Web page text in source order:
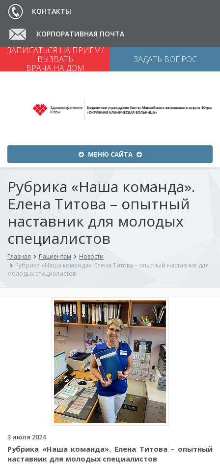
ЗАПИСАТЬСЯ НА ПРИЕМ/
ВЫЗВАТЬ
ВРАЧА НА ДОМ
ЗАДАТЬ ВОПРОС
КОНТАКТЫ
КОРПОРАТИВНАЯ ПОЧТА
ВЕРСИЯ ДЛЯ СЛАБОВИДЯЩИХ
МЕНЮ САЙТА Меню
Рубрика «Наша команда».
Елена Титова – опытный
наставник для молодых
специалистов
Главная Пациентам
Новости
Рубрика «Наша команда». Елена Титова – опытный наставник для
молодых специалистов
3 июля 2024
Рубрика «Наша команда». Елена Титова – опытный
наставник для молодых специалистов